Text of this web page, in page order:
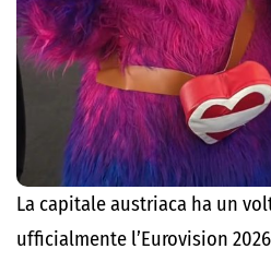
La capitale austriaca ha un
ufficialmente l’Eurovision